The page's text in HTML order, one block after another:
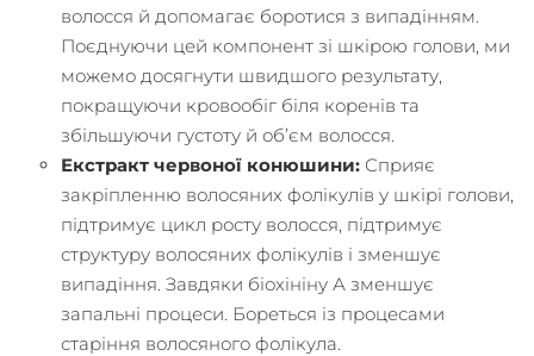
волосся й допомагає боротися з випадінням.
Поєднуючи цей компонент зі шкірою голови, ми
можемо досягнути швидшого результату,
покращуючи кровообіг біля коренів та
збільшуючи густоту й об’єм волосся.
Екстракт червоної конюшини: Сприяє
закріпленню волосяних фолікулів у шкірі голови,
підтримує цикл росту волосся, підтримує
структуру волосяних фолікулів і зменшує
випадіння. Завдяки біохініну А зменшує
запальні процеси. Бореться із процесами
старіння волосяного фолікула.